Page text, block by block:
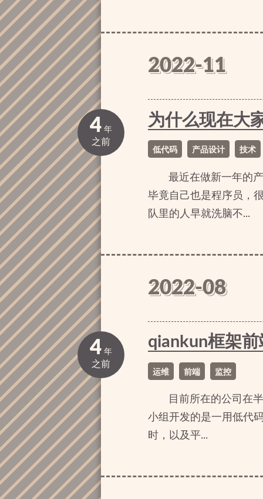
2022-11
4 年
之前
为什么现在大
低代码 产品设计 技术
最近在做新一年的
毕竟自己也是程序员，
队里的人早就洗脑不...
2022-08
4 年
之前
qiankun框架
运维 前端 监控
目前所在的公司在
小组开发的是一用低代
时，以及平...